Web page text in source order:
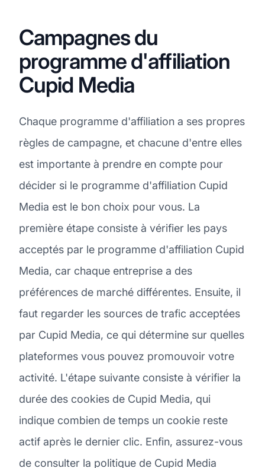
Campagnes du
programme d'affiliation
Cupid Media
Chaque programme d'affiliation a ses propres
règles de campagne, et chacune d'entre elles
est importante à prendre en compte pour
décider si le programme d'affiliation Cupid
Media est le bon choix pour vous. La
première étape consiste à vérifier les pays
acceptés par le programme d'affiliation Cupid
Media, car chaque entreprise a des
préférences de marché différentes. Ensuite, il
faut regarder les sources de trafic acceptées
par Cupid Media, ce qui détermine sur quelles
plateformes vous pouvez promouvoir votre
activité. L'étape suivante consiste à vérifier la
durée des cookies de Cupid Media, qui
indique combien de temps un cookie reste
actif après le dernier clic. Enfin, assurez-vous
de consulter la politique de Cupid Media